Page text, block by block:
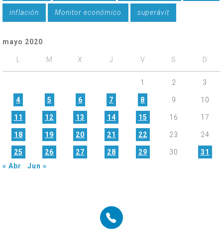
inflación Monitor económico superávit
mayo 2020
M X J V S D
1 2 3
4 5 6 7 8 9 10
11 12 13 14 15 16 17
18 19 20 21 22 23 24
25 26 27 28 29 30
31
« Abr
Jun »